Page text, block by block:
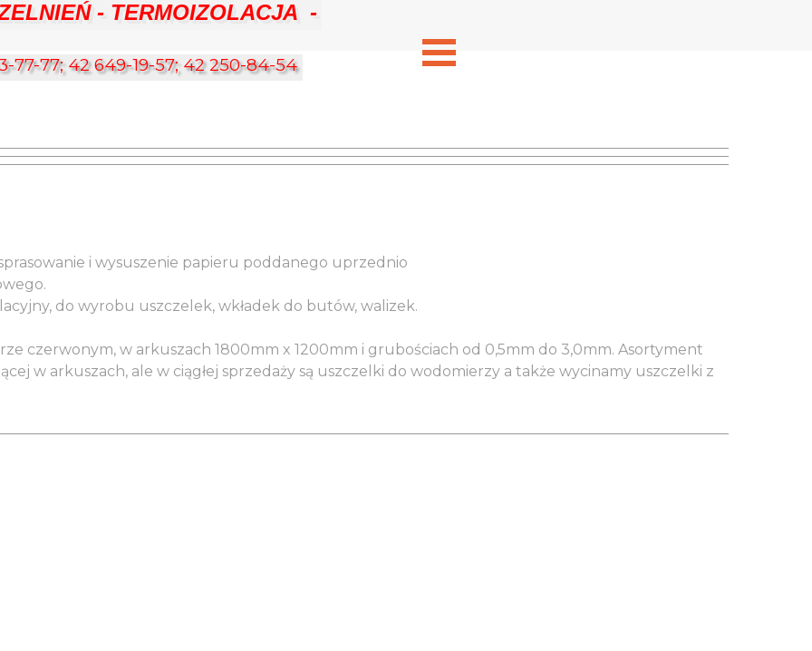
- TERMOIZOLACJA  -
77-77; 42 649-19-57; 42 250-84-54
i wysuszenie papieru poddanego uprzednio
do wyrobu uszczelek, wkładek do butów, walizek.
czerwonym, w arkuszach 1800mm x 1200mm i grubościach od 0,5mm do 3,0mm. Asortyment
w arkuszach, ale w ciągłej sprzedaży są uszczelki do wodomierzy a także wycinamy uszczelki z